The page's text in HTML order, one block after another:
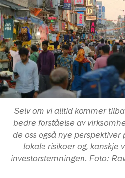
Selv om vi alltid kommer
bedre forståelse av
de oss også nye
lokale risikoer og, kanskje
investorstemningen. Foto: